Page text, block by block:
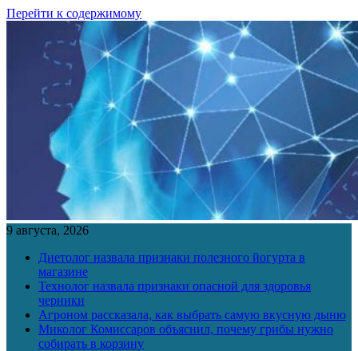
Перейти к содержимому
9 августа, 2026
Диетолог назвала признаки полезного йогурта в
магазине
Технолог назвала признаки опасной для здоровья
черники
Агроном рассказала, как выбрать самую вкусную дыню
Миколог Комиссаров объяснил, почему грибы нужно
собирать в корзину